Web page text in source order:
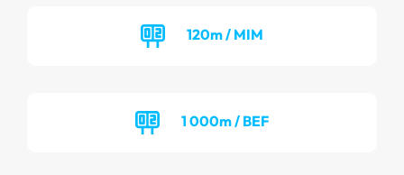
120m / MIM
1 000m / BEF